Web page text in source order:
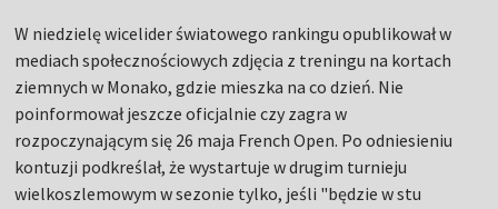
W niedzielę wicelider światowego rankingu opublikował w
mediach społecznościowych zdjęcia z treningu na kortach
ziemnych w Monako, gdzie mieszka na co dzień. Nie
poinformował jeszcze oficjalnie czy zagra w
rozpoczynającym się 26 maja French Open. Po odniesieniu
kontuzji podkreślał, że wystartuje w drugim turnieju
wielkoszlemowym w sezonie tylko, jeśli "będzie w stu